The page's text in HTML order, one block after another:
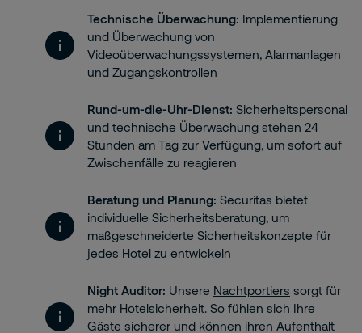
Technische Überwachung: Implementierung
und Überwachung von
Videoüberwachungssystemen, Alarmanlagen
und Zugangskontrollen
Rund-um-die-Uhr-Dienst: Sicherheitspersonal
und technische Überwachung stehen 24
Stunden am Tag zur Verfügung, um sofort auf
Zwischenfälle zu reagieren
Beratung und Planung: Securitas bietet
individuelle Sicherheitsberatung, um
maßgeschneiderte Sicherheitskonzepte für
jedes Hotel zu entwickeln
Night Auditor: Unsere Nachtportiers sorgt für
mehr Hotelsicherheit. So fühlen sich Ihre
Gäste sicherer und können ihren Aufenthalt